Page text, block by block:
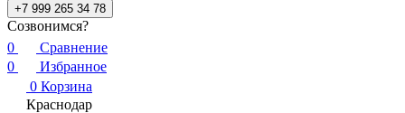
+7 999 265 34 78
Созвонимся?
0
Сравнение
0
Избранное
0 Корзина
Краснодар